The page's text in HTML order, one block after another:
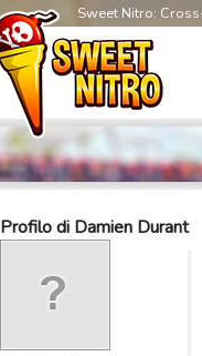
Sweet Nitro:
Profilo di Damien Durant